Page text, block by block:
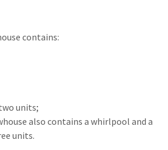
contains:
units;
also contains a whirlpool and a
units.